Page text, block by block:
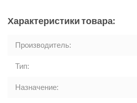
Характеристики товара:
Производитель:
Тип:
Назначение: